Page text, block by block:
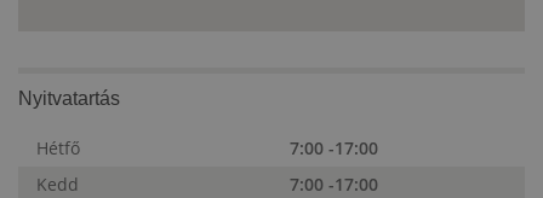
Nyitvatartás
Hétfő
7:00 -17:00
Kedd
7:00 -17:00